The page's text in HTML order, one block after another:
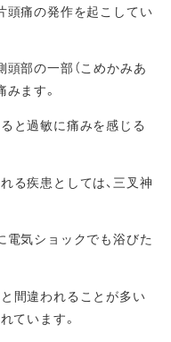
頭痛の発作を起こしてい
頭部の一部（こめかみあ
ます。
と過敏に痛みを感じる
る疾患としては、三叉神
電気ショックでも浴びた
間違われることが多い
ています。